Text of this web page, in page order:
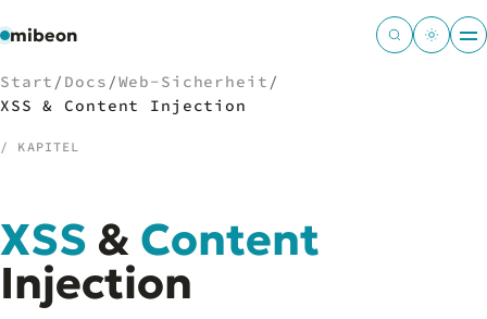
mibeon
01Start
02MB
03Projekte
Start / Docs /Web-Sicherheit /
XSS & Content Injection
/ KAPITEL
XSS & Content
Injection